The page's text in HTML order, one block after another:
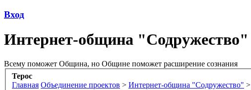
Вход
Интернет-община "Содружество"
Всему поможет Община, но Общине поможет расширение сознания
Терос
Главная Объединение проектов > Интернет-община "Содружество" >